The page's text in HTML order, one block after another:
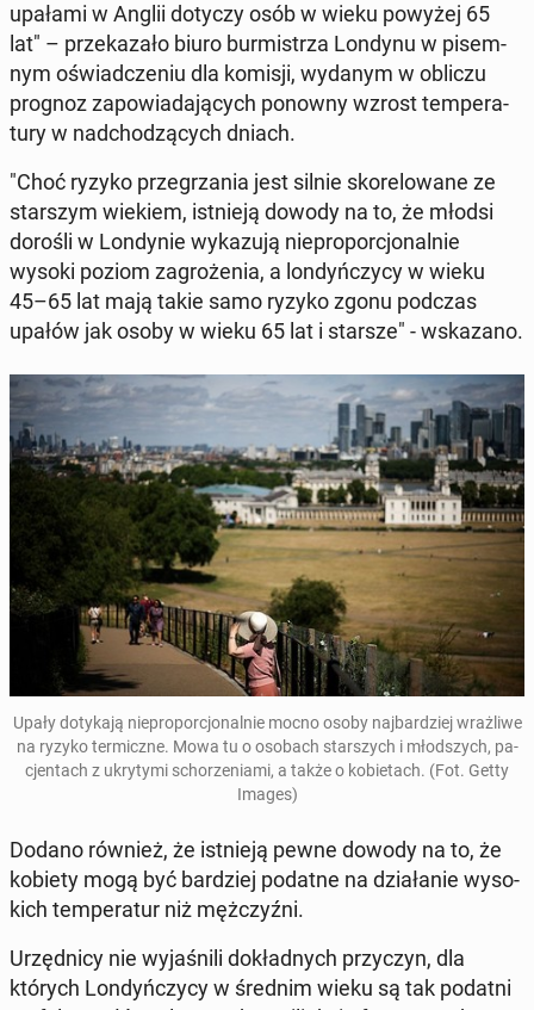
upałami w Anglii dotyczy osób w wieku powyżej 65
lat" – prze­ka­za­ło biuro bur­mi­strza Londynu w pi­sem­
nym oświad­cze­niu dla komisji, wydanym w obliczu
prognoz za­po­wia­da­ją­cych ponowny wzrost tem­pe­ra­
tu­ry w nad­cho­dzą­cych dniach.
"Choć ryzyko prze­grza­nia jest silnie sko­re­lo­wa­ne ze
star­szym wiekiem, ist­nie­ją dowody na to, że młodsi
dorośli w Lon­dy­nie wy­ka­zu­ją nie­pro­por­cjo­nal­nie
wysoki poziom za­gro­że­nia, a lon­dyń­czy­cy w wieku
45–65 lat mają takie samo ryzyko zgonu podczas
upałów jak osoby w wieku 65 lat i starsze" - wska­za­no.
Upały do­ty­ka­ją nie­pro­por­cjo­nal­nie mocno osoby naj­bar­dziej wraż­li­we
na ryzyko ter­micz­ne. Mowa tu o osobach star­szych i młod­szych, pa­
cjen­tach z ukry­ty­mi scho­rze­nia­mi, a także o ko­bie­tach. (Fot. Getty
Images)
Dodano również, że ist­nie­ją pewne dowody na to, że
kobiety mogą być bar­dziej podatne na dzia­ła­nie wy­so­
kich tem­pe­ra­tur niż męż­czyź­ni.
Urzęd­ni­cy nie wy­ja­śni­li do­kład­nych przy­czyn, dla
których Lon­dyń­czy­cy w średnim wieku są tak podatni